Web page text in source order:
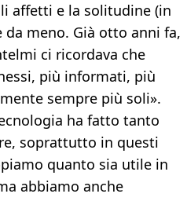
affetti e la solitudine (in
da meno. Già otto anni fa,
ci ricordava che
più informati, più
sempre più soli».
ha fatto tanto
soprattutto in questi
quanto sia utile in
abbiamo anche